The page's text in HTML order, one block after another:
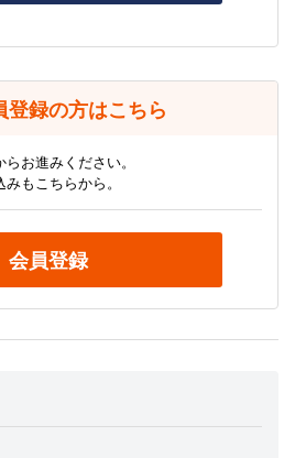
登録の方はこちら
お進みください。
もこちらから。
会員登録